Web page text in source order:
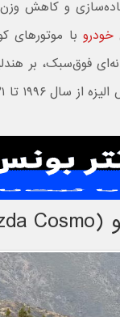
و کاهش
خودرو با
فوق‌سبک، بر